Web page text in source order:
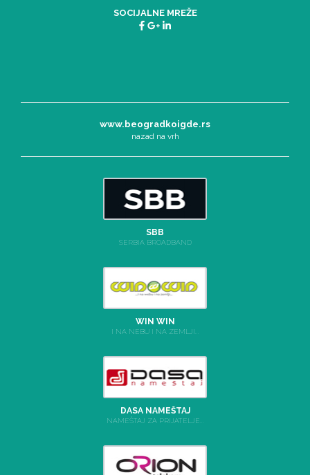
SOCIJALNE MREŽE
www.beogradkoigde.rs
nazad na vrh
SBB
SERBIA BROADBAND
WIN WIN
I NA NEBU I NA ZEMLJI...
DASA NAMEŠTAJ
NAMEŠTAJ ZA PRIJATELJE...